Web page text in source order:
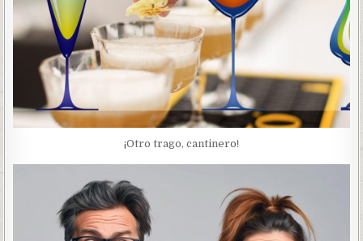
¡Otro trago, cantinero!